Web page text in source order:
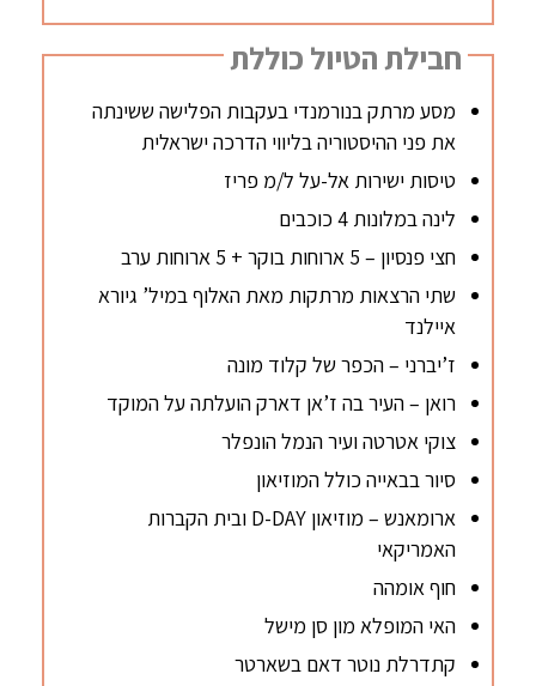
חבילת הטיול כוללת
מסע מרתק בנורמנדי בעקבות הפלישה ששינתה
את פני ההיסטוריה בליווי הדרכה ישראלית
טיסות ישירות אל-על ל/מ פריז
לינה במלונות 4 כוכבים
חצי פנסיון – 5 ארוחות בוקר + 5 ארוחות ערב
שתי הרצאות מרתקות מאת האלוף במיל’ גיורא
איילנד
ז’יברני – הכפר של קלוד מונה
רואן – העיר בה ז’אן דארק הועלתה על המוקד
צוקי אטרטה ועיר הנמל הונפלר
סיור בבאייה כולל המוזיאון
ארומאנש – מוזיאון D-DAY ובית הקברות
האמריקאי
חוף אומהה
האי המופלא מון סן מישל
קתדרלת נוטר דאם בשארטר